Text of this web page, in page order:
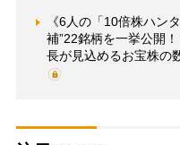
《6人の「10倍株ハン
補”22銘柄を一挙公開
長が見込めるお宝株の